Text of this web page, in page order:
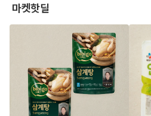
마켓핫딜